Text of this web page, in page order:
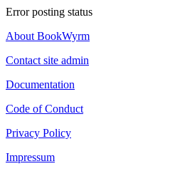
Error posting status
About BookWyrm
Contact site admin
Documentation
Code of Conduct
Privacy Policy
Impressum